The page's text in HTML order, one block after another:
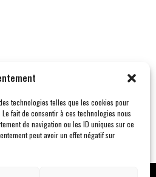
technologies telles que les cookies pour
fait de consentir à ces technologies nous
de navigation ou les ID uniques sur ce
peut avoir un effet négatif sur